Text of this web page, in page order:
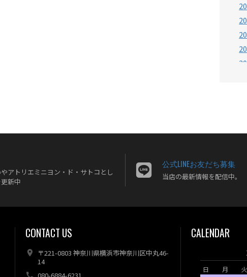
アトリエミニヨン・ド・サトコとし
新中
公式LINEお友だち募集
当店の最新情報を配信中。
CONTACT US
〒221-0803 神奈川県横浜市神奈川区中丸46-
14
CALENDAR
日 月 火